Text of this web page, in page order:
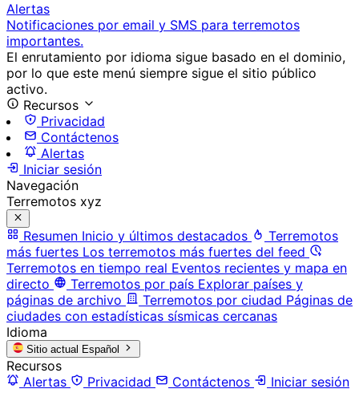
Alertas
Notificaciones por email y SMS para terremotos
importantes.
El enrutamiento por idioma sigue basado en el dominio,
por lo que este menú siempre sigue el sitio público
activo.
Recursos
Privacidad
Contáctenos
Alertas
Iniciar sesión
Navegación
Terremotos xyz
Resumen Inicio y últimos destacados
Terremotos
más fuertes Los terremotos más fuertes del feed
Terremotos en tiempo real Eventos recientes y mapa en
directo
Terremotos por país Explorar países y
páginas de archivo
Terremotos por ciudad Páginas de
ciudades con estadísticas sísmicas cercanas
Idioma
Sitio actual Español
Recursos
Alertas
Privacidad Contáctenos
Iniciar sesión